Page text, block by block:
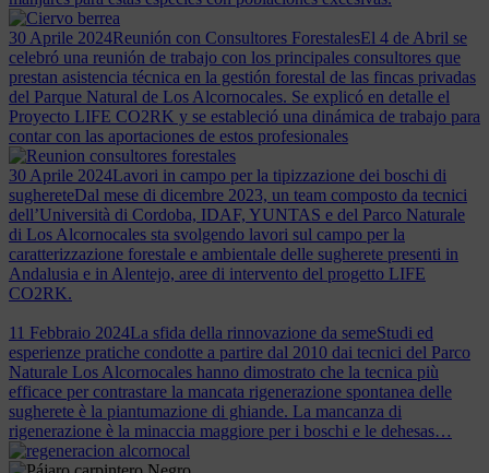
30 Aprile 2024Reunión con Consultores ForestalesEl 4 de Abril se
celebró una reunión de trabajo con los principales consultores que
prestan asistencia técnica en la gestión forestal de las fincas privadas
del Parque Natural de Los Alcornocales. Se explicó en detalle el
Proyecto LIFE CO2RK y se estableció una dinámica de trabajo para
contar con las aportaciones de estos profesionales
30 Aprile 2024Lavori in campo per la tipizzazione dei boschi di
sughereteDal mese di dicembre 2023, un team composto da tecnici
dell’Università di Cordoba, IDAF, YUNTAS e del Parco Naturale
di Los Alcornocales sta svolgendo lavori sul campo per la
caratterizzazione forestale e ambientale delle sugherete presenti in
Andalusia e in Alentejo, aree di intervento del progetto LIFE
CO2RK.
11 Febbraio 2024La sfida della rinnovazione da semeStudi ed
esperienze pratiche condotte a partire dal 2010 dai tecnici del Parco
Naturale Los Alcornocales hanno dimostrato che la tecnica più
efficace per contrastare la mancata rigenerazione spontanea delle
sugherete è la piantumazione di ghiande. La mancanza di
rigenerazione è la minaccia maggiore per i boschi e le dehesas…